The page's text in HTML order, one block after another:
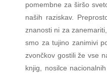
pomembne za širšo
naših raziskav.
znanosti ni za
smo za tujino zanimivi
zvončkov gostili že vse
knjig, nosilce